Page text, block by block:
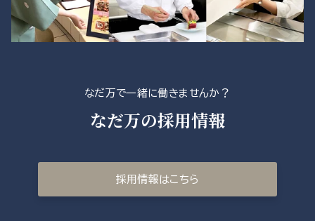
なだ万で一緒に働きませんか？
なだ万の採用情報
採用情報はこちら